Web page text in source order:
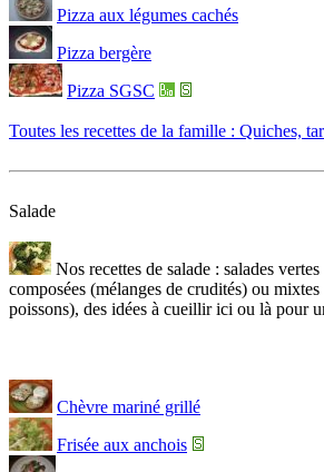
Pizza aux légumes cachés
Pizza bergère
Pizza SGSC
Toutes les recettes de la famille : Quiches,
Salade
Nos recettes de salade : salades
composées (mélanges de crudités) ou
poissons), des idées à cueillir ici ou là pour
Chèvre mariné grillé
Frisée aux anchois